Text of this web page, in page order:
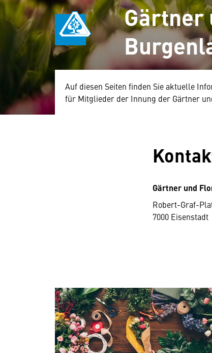
Gärtner
Auf diesen Seiten finden Sie aktuelle
für Mitglieder der Innung der Gärtner
Gärtner und
Robert-Graf-
7000 Eisenstadt